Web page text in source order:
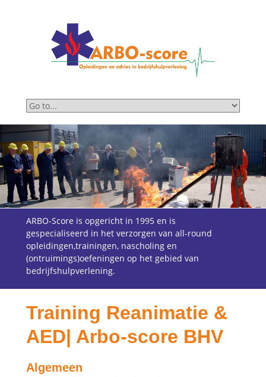
ARBO-Score is opgericht in 1995 en is
gespecialiseerd in het verzorgen van all-round
opleidingen,trainingen, nascholing en
(ontruimings)oefeningen op het gebied van
bedrijfshulpverlening.
Training Reanimatie &
AED| Arbo-score BHV
Algemeen